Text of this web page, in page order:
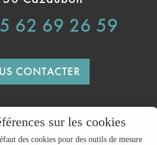
62 69 26 59
CONTACTER
sur les cookies
des cookies pour des outils de mesure